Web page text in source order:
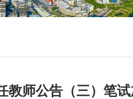
教师公告（三）笔